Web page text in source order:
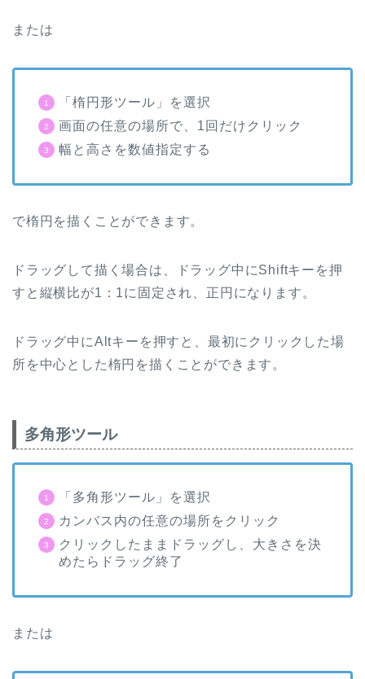
または
「楕円形ツール」を選択
画面の任意の場所で、 1 回だけクリック
幅と高さを数値指定する
で楕円を描くことができます。
ドラッグして描く場合は、ドラッグ中にShiftキーを押
すと縦横比が1 ： 1に固定され、正円になります。
ドラッグ中にAltキーを押すと、最初にクリックした場
所を中心とした楕円を描くことができます。
多角形ツール
「多角形ツール」を選択
カンバス内の任意の場所をクリック
クリックしたままドラッグし、大きさを決
めたらドラッグ終了
または